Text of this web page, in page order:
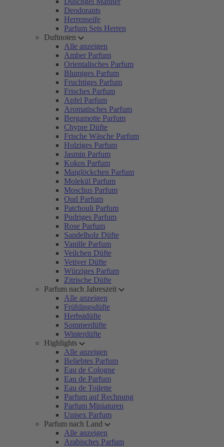
Deodorants
Herrenseife
Parfum Sets Herren
Duftnoten
Alle anzeigen
Amber Parfum
Orientalisches Parfum
Blumiges Parfum
Fruchtiges Parfum
Frisches Parfum
Apfel Parfum
Aromatisches Parfum
Bergamotte Parfum
Chypre Düfte
Frische Wäsche Parfum
Holziges Parfum
Jasmin Parfum
Kokos Parfum
Maiglöckchen Parfum
Molekül Parfum
Moschus Parfum
Oud Parfum
Patchouli Parfum
Pudriges Parfum
Rose Parfum
Sandelholz Düfte
Vanille Parfum
Veilchen Düfte
Vetiver Düfte
Würziges Parfum
Zitrische Düfte
Parfum nach Jahreszeit
Alle anzeigen
Frühlingsdüfte
Herbstdüfte
Sommerdüfte
Winterdüfte
Highlights
Alle anzeigen
Beliebtes Parfum
Eau de Cologne
Eau de Parfum
Eau de Toilette
Parfum auf Rechnung
Parfum Miniaturen
Unisex Parfum
Parfum nach Land
Alle anzeigen
Arabisches Parfum